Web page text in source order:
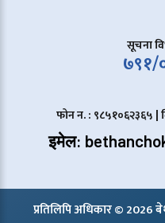
सूचना
फोन न. : ९८५१०६२३६५ |
इमेल:
प्रतिलिपि अधिकार © 2026